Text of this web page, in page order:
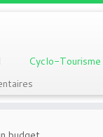
Cyclo-Tourisme